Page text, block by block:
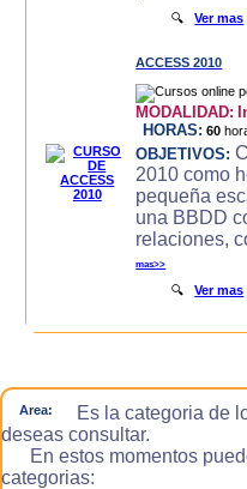
🔍Ver mas
ACCESS 2010
MODALIDAD:
HORAS: 60
OBJETIVOS:
2010 como
pequeña
una BBDD
relaciones,
mas>>
🔍Ver mas
Area:
Es la categoria de
deseas consultar.
En estos momentos
categorias: